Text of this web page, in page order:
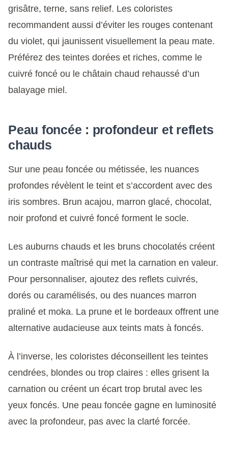
grisâtre, terne, sans relief. Les coloristes
recommandent aussi d’éviter les rouges contenant
du violet, qui jaunissent visuellement la peau mate.
Préférez des teintes dorées et riches, comme le
cuivré foncé ou le châtain chaud rehaussé d’un
balayage miel.
Peau foncée : profondeur et reflets
chauds
Sur une peau foncée ou métissée, les nuances
profondes révèlent le teint et s’accordent avec des
iris sombres. Brun acajou, marron glacé, chocolat,
noir profond et cuivré foncé forment le socle.
Les auburns chauds et les bruns chocolatés créent
un contraste maîtrisé qui met la carnation en valeur.
Pour personnaliser, ajoutez des reflets cuivrés,
dorés ou caramélisés, ou des nuances marron
praliné et moka. La prune et le bordeaux offrent une
alternative audacieuse aux teints mats à foncés.
À l’inverse, les coloristes déconseillent les teintes
cendrées, blondes ou trop claires : elles grisent la
carnation ou créent un écart trop brutal avec les
yeux foncés. Une peau foncée gagne en luminosité
avec la profondeur, pas avec la clarté forcée.